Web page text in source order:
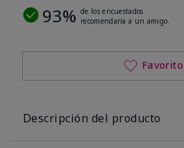
93% de los encuestados
recomendaría a un amigo.
Descripción del producto